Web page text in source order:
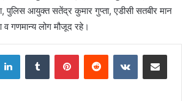
आयुक्त सतेंद्र कुमार गुप्ता, एडीसी सतबीर मान
गणमान्य लोग मौजूद रहे।
LinkedInTumblr PinterestReddit VKontakteShare via Email